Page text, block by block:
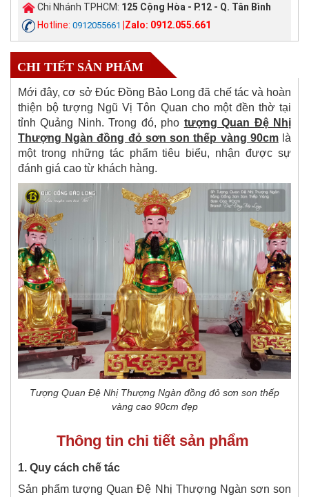
Chi Nhánh TPHCM: 125 Cộng Hòa - P.12 - Q. Tân Bình
Hotline: 0912055661 |Zalo: 0912.055.661
CHI TIẾT SẢN PHẨM
Mới đây, cơ sở Đúc Đồng Bảo Long đã chế tác và hoàn
thiện bộ tượng Ngũ Vị Tôn Quan cho một đền thờ tại
tỉnh Quảng Ninh. Trong đó, pho tượng Quan Đệ Nhị
Thượng Ngàn đồng đỏ sơn son thếp vàng 90cmlà
một trong những tác phẩm tiêu biểu, nhận được sự
đánh giá cao từ khách hàng.
Tượng Quan Đệ Nhị Thượng Ngàn đồng đỏ sơn son thếp
vàng cao 90cm đẹp
Thông tin chi tiết sản phẩm
1. Quy cách chế tác
Sản phẩm tượng Quan Đệ Nhị Thượng Ngàn sơn son